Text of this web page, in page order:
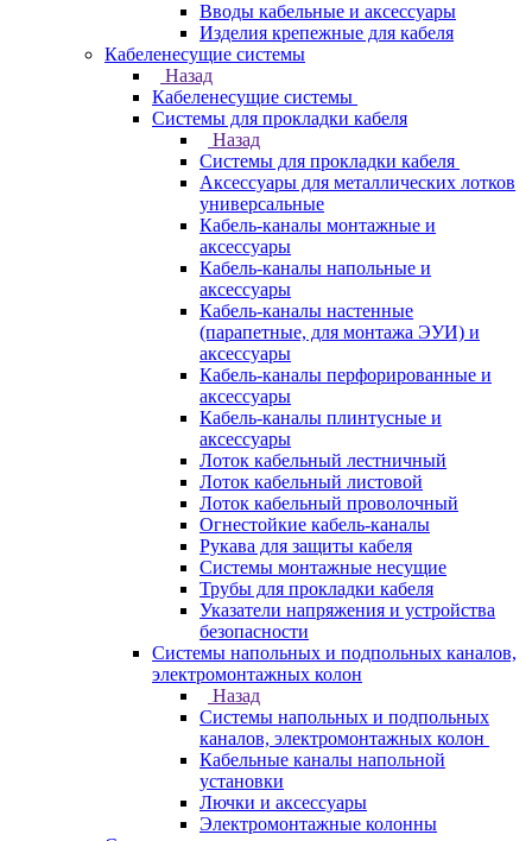
Вводы кабельные и аксессуары
Изделия крепежные для кабеля
Кабеленесущие системы
Назад
Кабеленесущие системы
Системы для прокладки кабеля
Назад
Системы для прокладки кабеля
Аксессуары для металлических лотков
универсальные
Кабель-каналы монтажные и
аксессуары
Кабель-каналы напольные и
аксессуары
Кабель-каналы настенные
(парапетные, для монтажа ЭУИ) и
аксессуары
Кабель-каналы перфорированные и
аксессуары
Кабель-каналы плинтусные и
аксессуары
Лоток кабельный лестничный
Лоток кабельный листовой
Лоток кабельный проволочный
Огнестойкие кабель-каналы
Рукава для защиты кабеля
Системы монтажные несущие
Трубы для прокладки кабеля
Указатели напряжения и устройства
безопасности
Системы напольных и подпольных каналов,
электромонтажных колон
Назад
Системы напольных и подпольных
каналов, электромонтажных колон
Кабельные каналы напольной
установки
Лючки и аксессуары
Электромонтажные колонны